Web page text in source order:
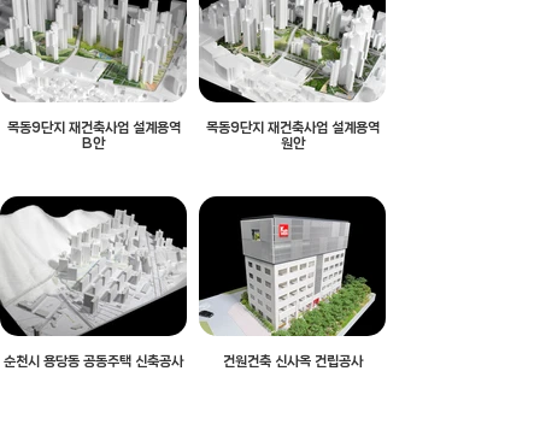
목동9단지 재건축사업 설계용역
B안
목동9단지 재건축사업 설계용역
원안
순천시 용당동 공동주택 신축공사 건원건축 신사옥 건립공사